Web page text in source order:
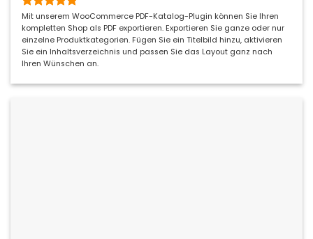
Bewertet
mit5von
5
Mit unserem WooCommerce PDF-Katalog-Plugin können Sie Ihren
kompletten Shop als PDF exportieren. Exportieren Sie ganze oder nur
einzelne Produktkategorien. Fügen Sie ein Titelbild hinzu, aktivieren
Sie ein Inhaltsverzeichnis und passen Sie das Layout ganz nach
Ihren Wünschen an.